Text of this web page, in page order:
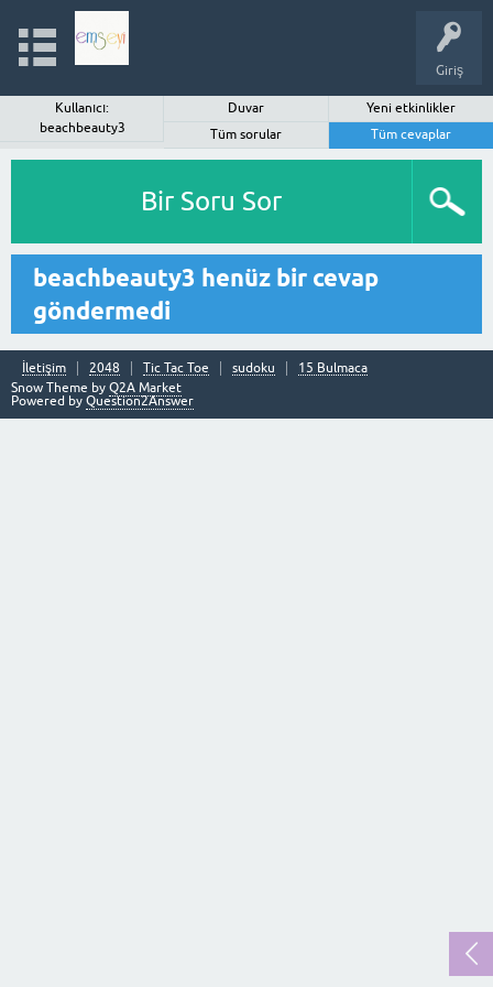
Giriş
Kullanıcı:
beachbeauty3
Duvar
Yeni etkinlikler
Tüm sorular
Tüm cevaplar
Bir Soru Sor
beachbeauty3 henüz bir cevap
göndermedi
İletişim 2048 Tic Tac Toe sudoku
15 Bulmaca
Snow Theme by Q2A Market
Powered by Question2Answer